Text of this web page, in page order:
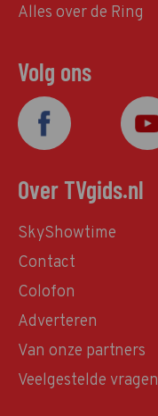
Alles over de Ring
Volg ons
Over TVgids.nl
SkyShowtime
Contact
Colofon
Adverteren
Van onze partners
Veelgestelde vragen